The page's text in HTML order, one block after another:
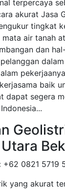
terpercaya
akurat Jasa
tingkat
air tanah
dan
baik
dapat segera
+62 0821 5719
yang akurat